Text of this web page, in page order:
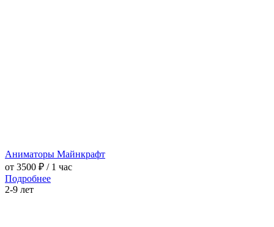
Аниматоры Майнкрафт
от 3500 ₽ / 1 час
Подробнее
2-9 лет